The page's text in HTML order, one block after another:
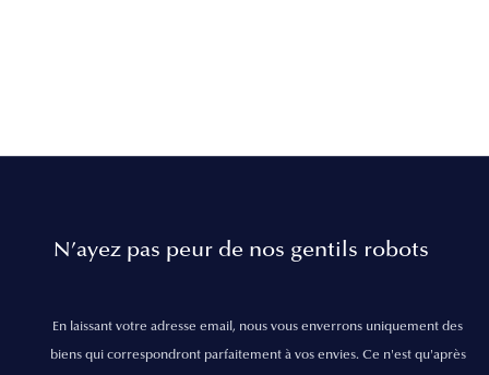
N’ayez pas peur de nos gentils robots
En laissant votre adresse email, nous vous enverrons uniquement des
biens qui correspondront parfaitement à vos envies. Ce n'est qu'après